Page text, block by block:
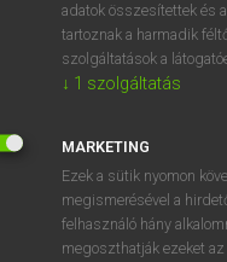
VAN
BELÉPÉS
adatok összesítettek és
tartoznak a harmadik
szolgáltatások a
↓ 1 szolgáltatás
MARKETING
Ezek a sütik nyomon
megismerésével a
felhasználó hány
megoszthatják ezeket
í y